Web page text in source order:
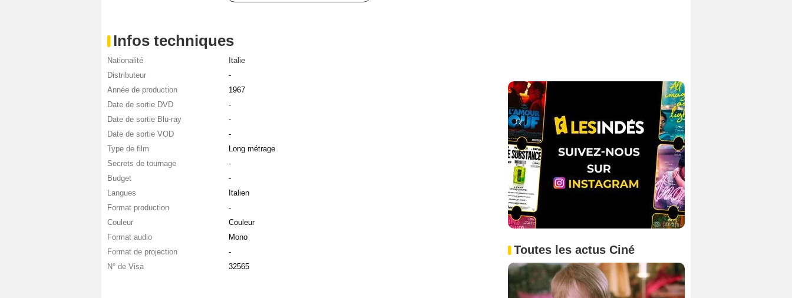
Infos techniques
Nationalité
Italie
Distributeur
-
Année de production
1967
Date de sortie DVD
-
Date de sortie Blu-ray
-
Date de sortie VOD
-
Type de film
Long métrage
Secrets de tournage
-
Budget
-
Langues
Italien
Format production
-
Couleur
Couleur
Format audio
Mono
Format de projection
-
N° de Visa
32565
Toutes les actus Ciné